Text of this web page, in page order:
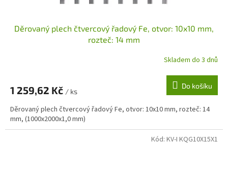
Děrovaný plech čtvercový řadový Fe, otvor: 10x10 mm,
rozteč: 14 mm
Skladem do 3 dnů
1 259,62 Kč / ks
Do košíku
Děrovaný plech čtvercový řadový Fe, otvor: 10x10 mm, rozteč: 14
mm, (1000x2000x1,0 mm)
Kód: KV-I KQG10X15X1